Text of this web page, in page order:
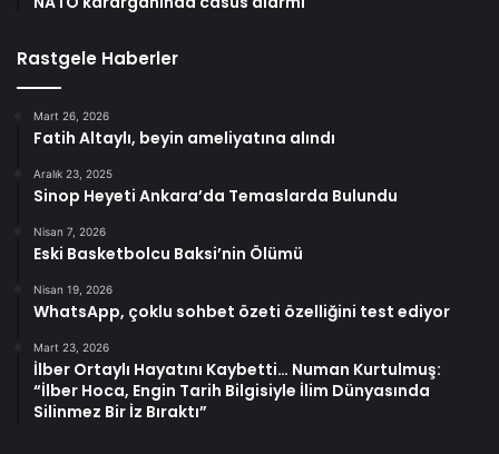
Rastgele Haberler
Mart 26, 2026
Fatih Altaylı, beyin ameliyatına alındı
Aralık 23, 2025
Sinop Heyeti Ankara’da Temaslarda Bulundu
Nisan 7, 2026
Eski Basketbolcu Baksi’nin Ölümü
Nisan 19, 2026
WhatsApp, çoklu sohbet özeti özelliğini test ediyor
Mart 23, 2026
İlber Ortaylı Hayatını Kaybetti… Numan Kurtulmuş:
“İlber Hoca, Engin Tarih Bilgisiyle İlim Dünyasında
Silinmez Bir İz Bıraktı”